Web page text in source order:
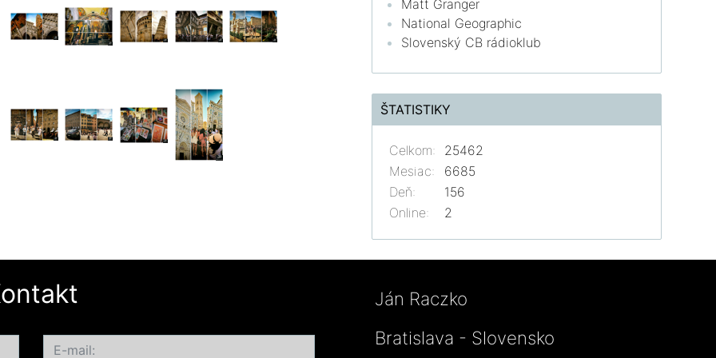
Matt Granger
National Geographic
Slovenský CB rádioklub
ŠTATISTIKY
Online: 2
Celkom:
25462
Mesiac:
6685
Deň:
156
Ján Raczko
Bratislava - Slovensko